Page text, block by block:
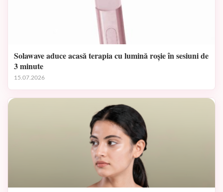
Solawave aduce acasă terapia cu lumină roșie în sesiuni de
3 minute
15.07.2026